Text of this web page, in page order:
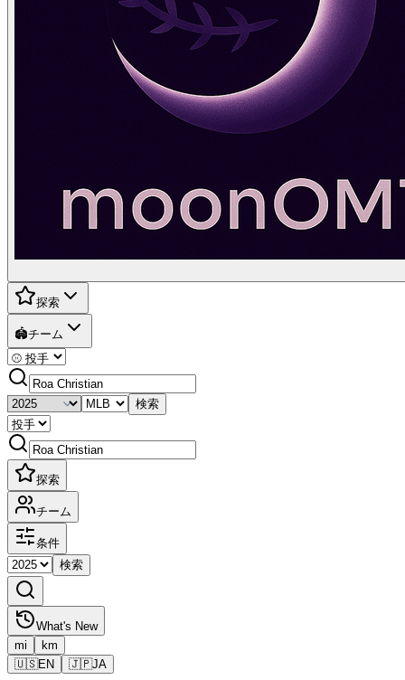
探索
🏟️チーム
検索
探索
チーム
条件
検索
What's New
mi
km
🇺🇸EN 🇯🇵JA